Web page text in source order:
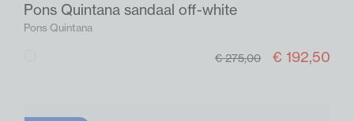
Pons Quintana sandaal off-white
Pons Quintana
€ 275,00 € 192,50